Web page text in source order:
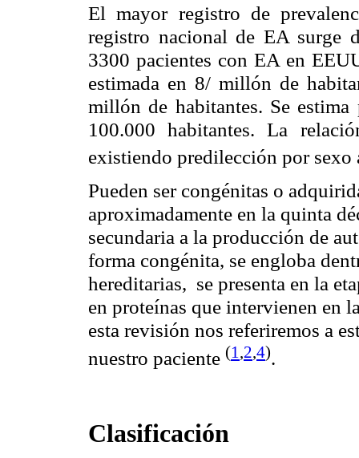
El mayor registro de
registro nacional de EA surge
3300 pacientes con EA en
estimada en 8/ millón de
millón de habitantes. Se
100.000 habitantes. La
existiendo predilección por
Pueden ser congénitas o
aproximadamente en la quinta
secundaria a la producción de
forma congénita, se engloba
hereditarias, se presenta en la
en proteínas que intervienen en
esta revisión nos referiremos a
nuestro paciente (1 ,2,4).
Clasificación